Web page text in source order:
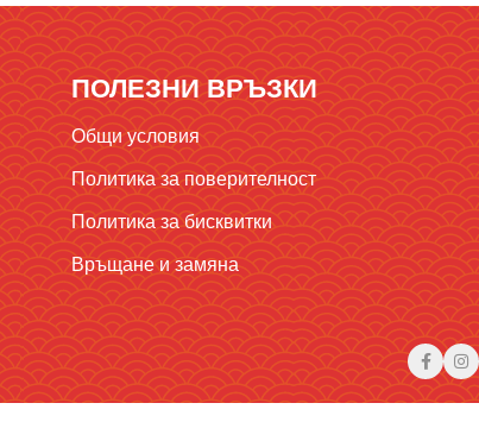
ПОЛЕЗНИ ВРЪЗКИ
Общи условия
Политика за поверителност
Политика за бисквитки
Връщане и замяна